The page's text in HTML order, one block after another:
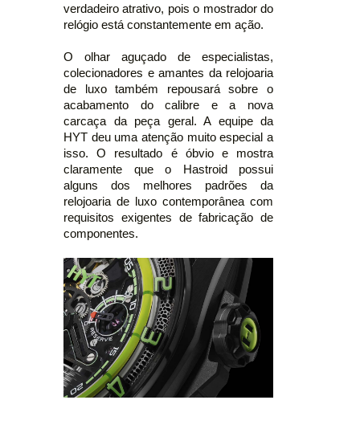
verdadeiro atrativo, pois o mostrador do
relógio está constantemente em ação.
O olhar aguçado de especialistas,
colecionadores e amantes da relojoaria
de luxo também repousará sobre o
acabamento do calibre e a nova
carcaça da peça geral. A equipe da
HYT deu uma atenção muito especial a
isso. O resultado é óbvio e mostra
claramente que o Hastroid possui
alguns dos melhores padrões da
relojoaria de luxo contemporânea com
requisitos exigentes de fabricação de
componentes.